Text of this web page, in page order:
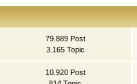
79.889 Post
3.165 Topic
10.920 Post